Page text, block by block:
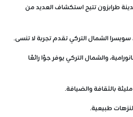
طرابزون تتيح استكشاف العديد من
سويسرا الشمال التركي تقدم تجربة لا تنسى.
والشمال التركي يوفر جوًا رائعًا
بالثقافة والضيافة.
لنزهات طبيعية.